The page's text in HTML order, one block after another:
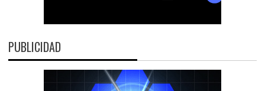
PUBLICIDAD